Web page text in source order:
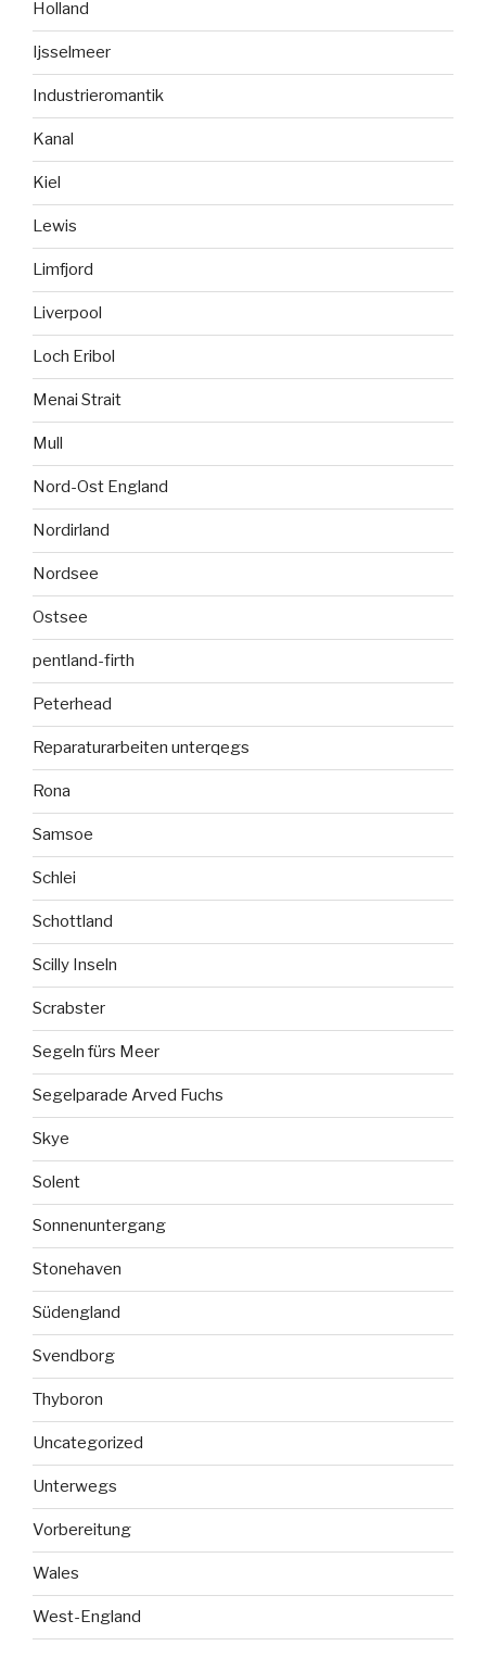
Holland
Ijsselmeer
Industrieromantik
Kanal
Kiel
Lewis
Limfjord
Liverpool
Loch Eribol
Menai Strait
Mull
Nord-Ost England
Nordirland
Nordsee
Ostsee
pentland-firth
Peterhead
Reparaturarbeiten unterqegs
Rona
Samsoe
Schlei
Schottland
Scilly Inseln
Scrabster
Segeln fürs Meer
Segelparade Arved Fuchs
Skye
Solent
Sonnenuntergang
Stonehaven
Südengland
Svendborg
Thyboron
Uncategorized
Unterwegs
Vorbereitung
Wales
West-England